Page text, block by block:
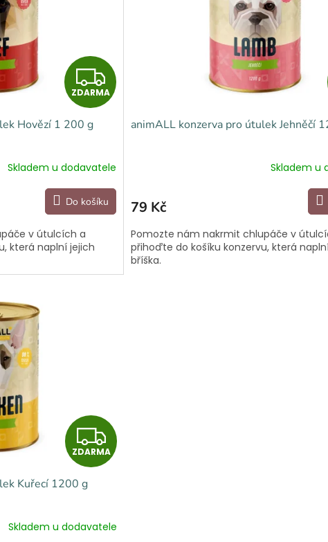
Z
D
R
M
A
ZDARMA
Hovězí 1 200 g
Skladem u dodavatele
Do košíku
v útulcích a
která naplní jejich
animALL konzerva pro útulek Jehněčí
Skladem u
79 Kč
Pomozte nám nakrmit chlupáče v
přihoďte do košíku konzervu, která
bříška.
Z
D
R
ZDARMA
Kuřecí 1200 g
Skladem u dodavatele